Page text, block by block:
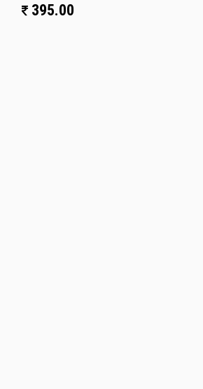
395.00